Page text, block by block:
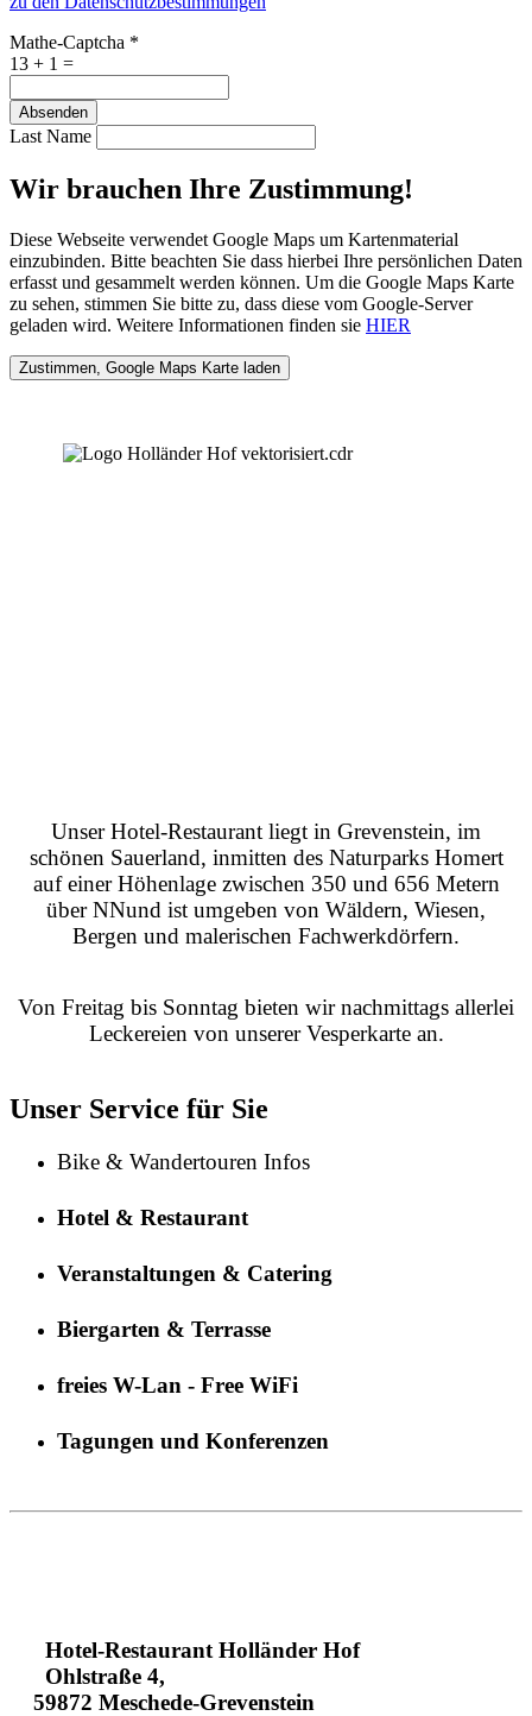
Mathe-Captcha *
13 + 1 =
Absenden
Last Name
Wir brauchen Ihre Zustimmung!
Diese Webseite verwendet Google Maps um Kartenmaterial
einzubinden. Bitte beachten Sie dass hierbei Ihre persönlichen Daten
erfasst und gesammelt werden können. Um die Google Maps Karte
zu sehen, stimmen Sie bitte zu, dass diese vom Google-Server
geladen wird. Weitere Informationen finden sie HIER
Unser Hotel-Restaurant liegt in Grevenstein, im
schönen Sauerland, inmitten des Naturparks Homert
auf einer Höhenlage zwischen 350 und 656 Metern
über NNund ist umgeben von Wäldern, Wiesen,
Bergen und malerischen Fachwerkdörfern.
Von Freitag bis Sonntag bieten wir nachmittags allerlei
Leckereien von unserer Vesperkarte an.
Unser Service für Sie
Bike & Wandertouren Infos
Hotel & Restaurant
Veranstaltungen & Catering
Biergarten & Terrasse
freies W-Lan - Free WiFi
Tagungen und Konferenzen
Hotel-Restaurant Holländer Hof
Ohlstraße 4,
59872 Meschede-Grevenstein